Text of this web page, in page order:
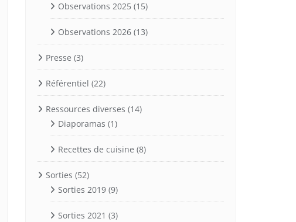
Observations 2025 (15)
Observations 2026 (13)
Presse (3)
Référentiel (22)
Ressources diverses (14)
Diaporamas (1)
Recettes de cuisine (8)
Sorties (52)
Sorties 2019 (9)
Sorties 2021 (3)